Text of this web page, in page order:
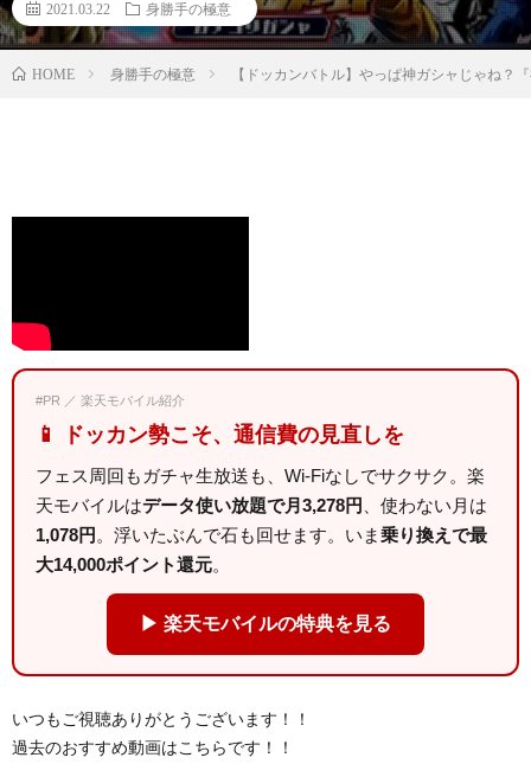
2021.03.22 身勝手の極意
HOME 身勝手の極意 【ドッカンバトル】やっぱ神ガシャじゃね？
#PR ／ 楽天モバイル紹介
📱 ドッカン勢こそ、通信費の見直しを
フェス周回もガチャ生放送も、Wi-Fiなしでサクサク。楽
天モバイルはデータ使い放題で月3,278円
、使わない月は
1,078円 。浮いたぶんで石も回せます。いま乗り換えで最
大14,000ポイント還元。
▶ 楽天モバイルの特典を見る
いつもご視聴ありがとうございます！！
過去のおすすめ動画はこちらです！！